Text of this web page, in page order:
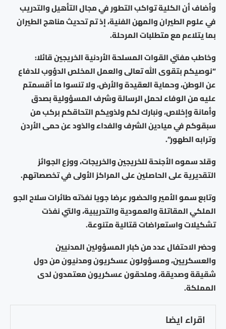
وأضاف أن الكلية تواكب التطور في مجال التأهيل والتدريب
في علوم الطيران والمهن الفنية، إذ تم تحديث مناهج الطيران
بما يتلاءم مع متطلبات المرحلة.
وخاطب مفتي القوات المسلحة الأردنية الخريجين قائلا:
“نوصيكم بتقوى الله تعالى والعمل المخلص الدؤوب للدفاع
عن الوطن، وحماية العقيدة والأرض، ولا تنسوا ما أقسمتم
عليه من الوفاء لحمل الرسالة وشرف المسؤولية بصدق
وأمانة وإخلاص، ونبارك لكم ولذويكم التحاقكم بركب من
سبقوكم في ميادين الشرف والفداء والذود عن حمى الأردن
وترابه الطهور”.
وقلد سموه الأجنحة للخريجين والخريجات، ووزع الجوائز
التقديرية على الحاصلين على المراكز الأولى في تخصصاتهم.
وتابع سمو الأمير والحضور عرضا جويا نفذته طائرات سلاح الجو
الملكي المقاتلة والعمودية والتدريبية، والتي نفذت
تشكيلات واستعراضات قتالية متنوعة.
وحضر الاحتفال عدد من كبار المسؤولين المدنيين
والعسكريين، ومسؤولون عسكريون ومدنيون من دول
شقيقة وصديقة، وملحقون عسكريون معتمدون لدى
المملكة.
اقراء ايضا